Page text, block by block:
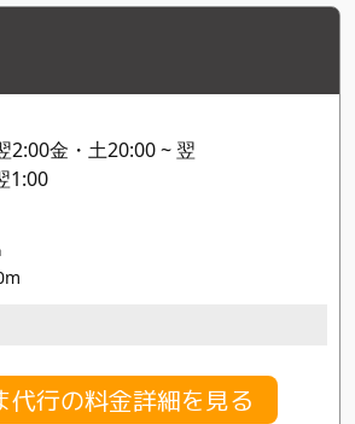
2:00金・土20:00 ~ 翌
1:00
代行の料金詳細を見る